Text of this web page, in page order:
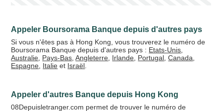
+5% de bonus
Appeler Boursorama Banque depuis d'autres pays
Si vous n'êtes pas à Hong Kong, vous trouverez le numéro de
Boursorama Banque depuis d'autres pays : Etats-Unis
Australie Pays-Bas ,Angleterre Irlande Portugal ,Canada
Espagne Italie et Israël
Appeler d'autres Banque depuis Hong Kong
08Depuisletranger.com permet de trouver le numéro de